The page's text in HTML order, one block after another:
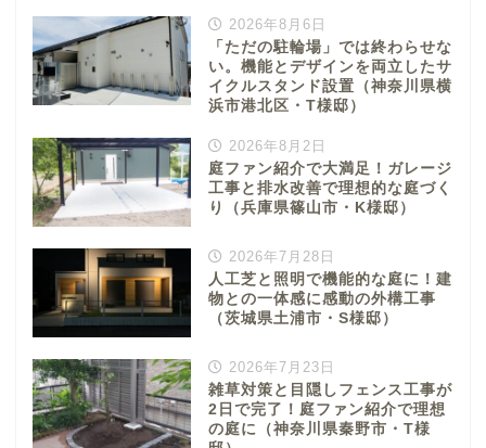
2026年8月6日
「ただの駐輪場」では終わらせな
い。機能とデザインを両立したサ
イクルスタンド設置（神奈川県横
浜市港北区・T様邸）
2026年8月2日
庭ファン紹介で大満足！ガレージ
工事と排水改善で理想的な庭づく
り（兵庫県篠山市・K様邸）
2026年7月28日
人工芝と照明で機能的な庭に！建
物との一体感に感動の外構工事
（茨城県土浦市・S様邸）
2026年7月23日
雑草対策と目隠しフェンス工事が
2日で完了！庭ファン紹介で理想
の庭に（神奈川県秦野市・T様